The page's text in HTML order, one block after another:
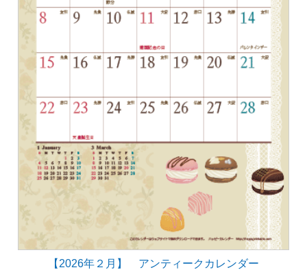
【2026年２月】 アンティークカレンダー